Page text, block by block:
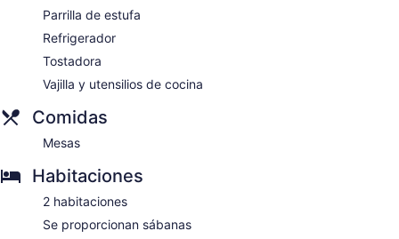
Parrilla de estufa
Refrigerador
Tostadora
Vajilla y utensilios de cocina
Comidas
Mesas
Habitaciones
2 habitaciones
Se proporcionan sábanas